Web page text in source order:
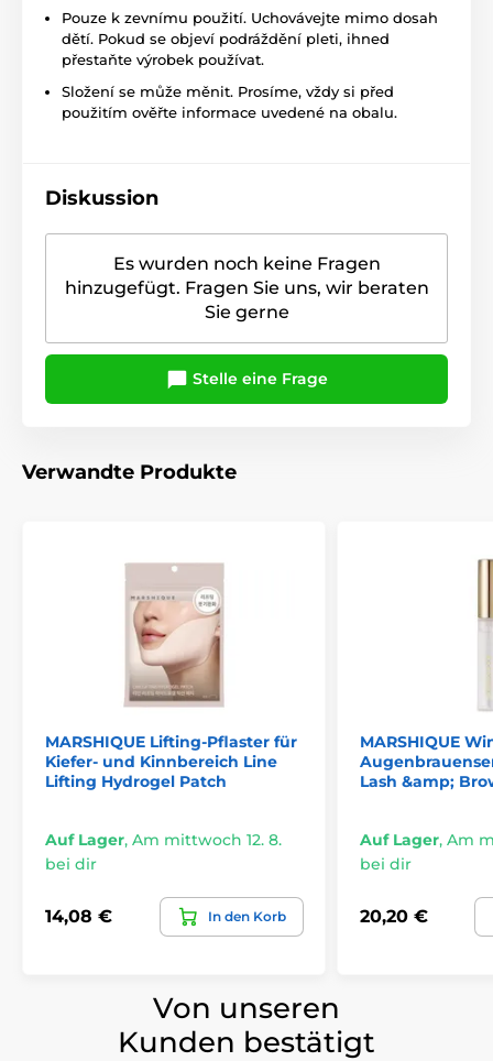
Pouze k zevnímu použití. Uchovávejte mimo dosah
dětí. Pokud se objeví podráždění pleti, ihned
přestaňte výrobek používat.
Složení se může měnit. Prosíme, vždy si před
použitím ověřte informace uvedené na obalu.
Diskussion
Es wurden noch keine Fragen
hinzugefügt. Fragen Sie uns, wir beraten
Sie gerne
Stelle eine Frage
Verwandte Produkte
MARSHIQUE Lifting-Pflaster für
Kiefer- und Kinnbereich Line
Lifting Hydrogel Patch
Auf Lager, Am mittwoch 12. 8.
bei dir
14,08 € In den Korb
MARSHIQUE
Lash &amp;
Auf Lager, Am
bei dir
20,20 €
Von unseren
Kunden bestätigt